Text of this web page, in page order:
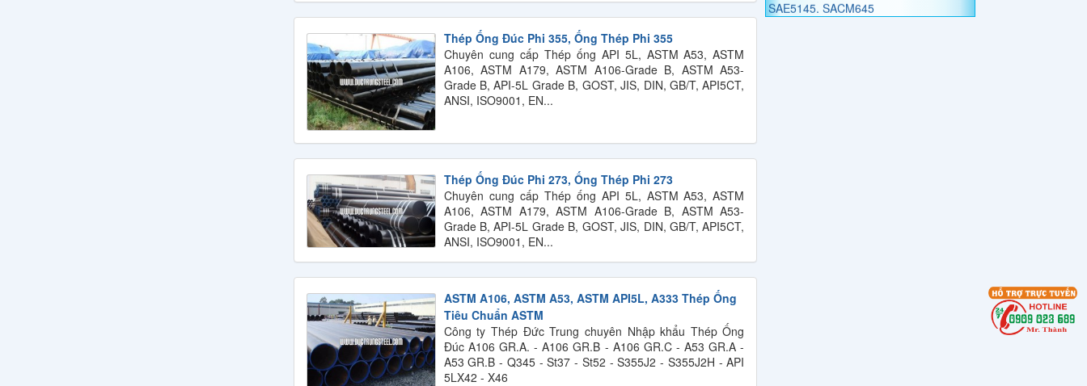
Thép Ống Đúc Phi 355, Ống Thép Phi 355
Chuyên cung cấp Thép ống API 5L, ASTM A53, ASTM
A106, ASTM A179, ASTM A106-Grade B, ASTM A53-
Grade B, API-5L Grade B, GOST, JIS, DIN, GB/T, API5CT,
ANSI, ISO9001, EN...
Thép Ống Đúc Phi 273, Ống Thép Phi 273
Chuyên cung cấp Thép ống API 5L, ASTM A53, ASTM
A106, ASTM A179, ASTM A106-Grade B, ASTM A53-
Grade B, API-5L Grade B, GOST, JIS, DIN, GB/T, API5CT,
ANSI, ISO9001, EN...
ASTM A106, ASTM A53, ASTM API5L, A333 Thép Ống
Tiêu Chuẩn ASTM
Công ty Thép Đức Trung chuyên Nhập khẩu Thép Ống
Đúc A106 GR.A. - A106 GR.B - A106 GR.C - A53 GR.A -
A53 GR.B - Q345 - St37 - St52 - S355J2 - S355J2H - API
5LX42 - X46
BẢNG GIÁ THÉP ỐNG